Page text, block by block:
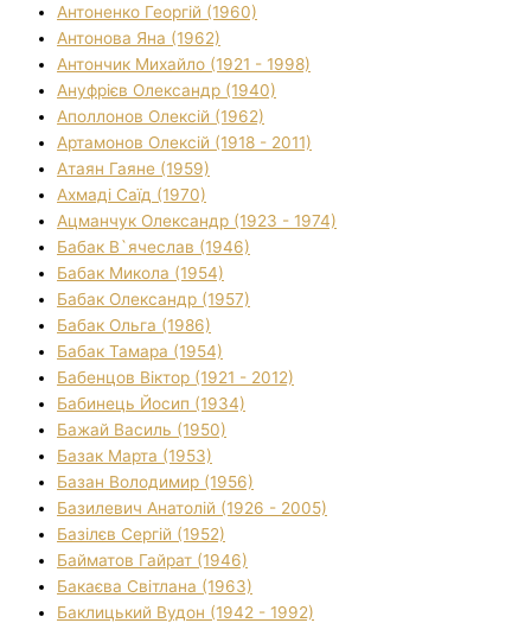
Антоненко Георгій (1960)
Антонова Яна (1962)
Антончик Михайло (1921 - 1998)
Ануфрієв Олександр (1940)
Аполлонов Олексій (1962)
Артамонов Олексій (1918 - 2011)
Атаян Гаяне (1959)
Ахмаді Саїд (1970)
Ацманчук Олександр (1923 - 1974)
Бабак В`ячеслав (1946)
Бабак Микола (1954)
Бабак Олександр (1957)
Бабак Ольга (1986)
Бабак Тамара (1954)
Бабенцов Віктор (1921 - 2012)
Бабинець Йосип (1934)
Бажай Василь (1950)
Базак Марта (1953)
Базан Володимир (1956)
Базилевич Анатолій (1926 - 2005)
Базілєв Сергій (1952)
Байматов Гайрат (1946)
Бакаєва Світлана (1963)
Баклицький Вудон (1942 - 1992)